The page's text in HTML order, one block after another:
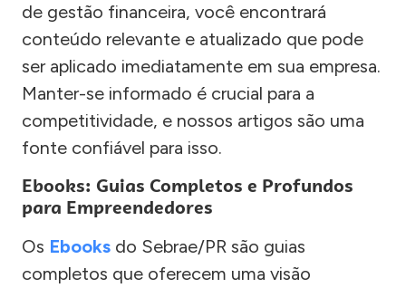
de gestão financeira, você encontrará
conteúdo relevante e atualizado que pode
ser aplicado imediatamente em sua empresa.
Manter-se informado é crucial para a
competitividade, e nossos artigos são uma
fonte confiável para isso.
Ebooks: Guias Completos e Profundos
para Empreendedores
Os Ebooks do Sebrae/PR são guias
completos que oferecem uma visão